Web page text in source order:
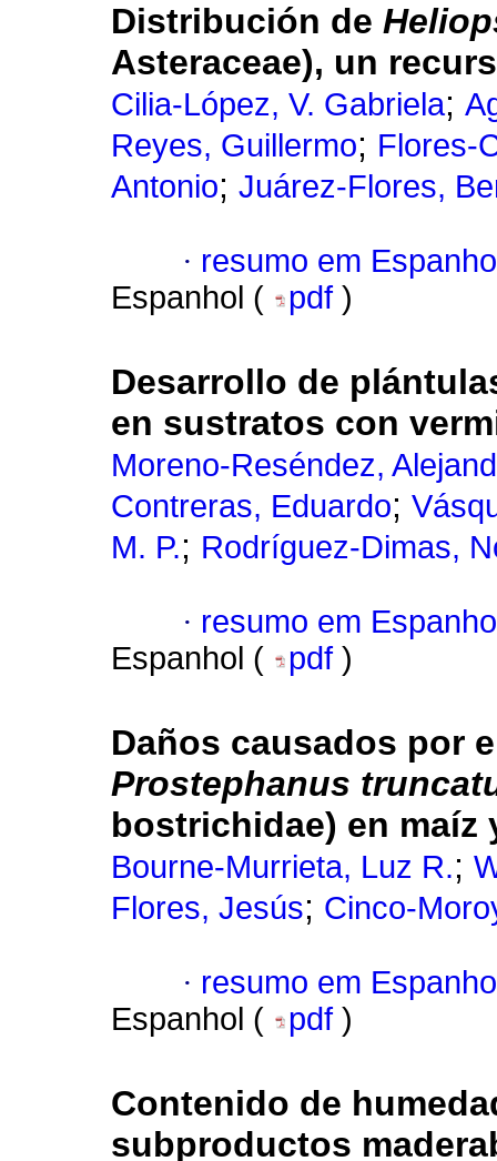
Distribución de
Asteraceae), un
Cilia-López, V. Gabriela;
Reyes, Guillermo; Flores-
Antonio; Juárez-Flores,
· resumo em
Espanhol (
pdf )
Desarrollo de
en sustratos con
Moreno-Reséndez,
Contreras, Eduardo;
M. P.; Rodríguez-Dimas,
· resumo em
Espanhol (
pdf )
Daños causados por
Prostephanus
bostrichidae) en maíz
Bourne-Murrieta, Luz R.;
Flores, Jesús; Cinco-
· resumo em
Espanhol (
pdf )
Contenido de
subproductos